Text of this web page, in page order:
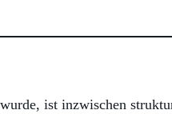
ist inzwischen